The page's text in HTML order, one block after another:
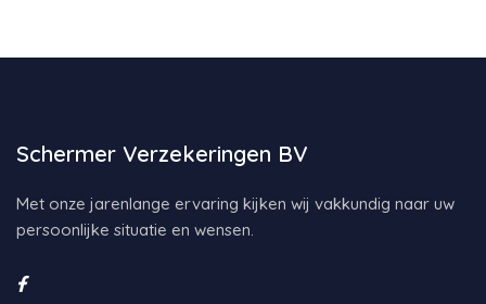
Schermer Verzekeringen BV
Met onze jarenlange ervaring kijken wij vakkundig naar uw
persoonlijke situatie en wensen.